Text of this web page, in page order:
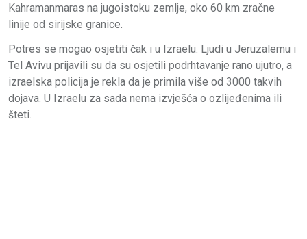
Kahramanmaras na jugoistoku zemlje, oko 60 km zračne
linije od sirijske granice.
Potres se mogao osjetiti čak i u Izraelu. Ljudi u Jeruzalemu i
Tel Avivu prijavili su da su osjetili podrhtavanje rano ujutro, a
izraelska policija je rekla da je primila više od 3000 takvih
dojava. U Izraelu za sada nema izvješća o ozlijeđenima ili
šteti.